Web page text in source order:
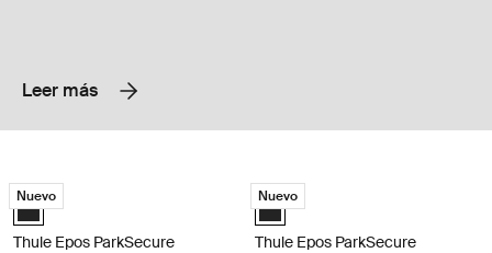
Leer más
Thule Epos ParkSecure Portabicicletas premium plegable para barra
Nuevo
Black (selected)
Thule Epos ParkSecure
Thule Epos ParkSecure
Nuevo
Black (selected)
Thule Epos ParkSecure